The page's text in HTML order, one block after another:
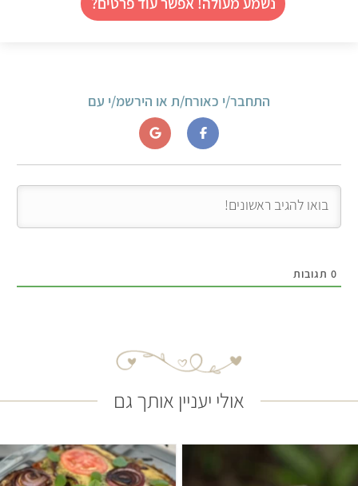
התחבר/י כאורח/ת או הירשמ/י עם
0 תגובות
אולי יעניין אותך גם